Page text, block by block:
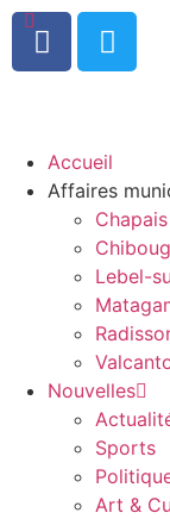
0
Accueil
Affaires
Chapais
Lebel-
Nouvelles
Sports
Art &